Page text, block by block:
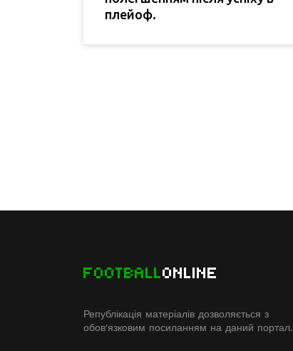
плейоф.
FOOTBALLONLINE
Републікація матеріалів дозволяється з
обов'язковим посиланням на даний портал.